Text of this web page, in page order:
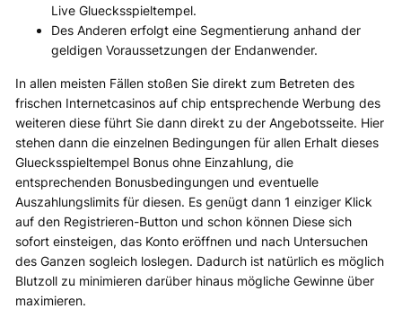
Live Gluecksspieltempel.
Des Anderen erfolgt eine Segmentierung anhand der
geldigen Voraussetzungen der Endanwender.
In allen meisten Fällen stoßen Sie direkt zum Betreten des
frischen Internetcasinos auf chip entsprechende Werbung des
weiteren diese führt Sie dann direkt zu der Angebotsseite. Hier
stehen dann die einzelnen Bedingungen für allen Erhalt dieses
Gluecksspieltempel Bonus ohne Einzahlung, die
entsprechenden Bonusbedingungen und eventuelle
Auszahlungslimits für diesen. Es genügt dann 1 einziger Klick
auf den Registrieren-Button und schon können Diese sich
sofort einsteigen, das Konto eröffnen und nach Untersuchen
des Ganzen sogleich loslegen. Dadurch ist natürlich es möglich
Blutzoll zu minimieren darüber hinaus mögliche Gewinne über
maximieren.